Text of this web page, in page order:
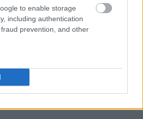
to enable storage
including authentication
prevention, and other